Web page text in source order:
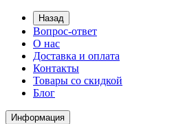
Назад
Вопрос-ответ
О нас
Доставка и оплата
Контакты
Товары со скидкой
Блог
Информация